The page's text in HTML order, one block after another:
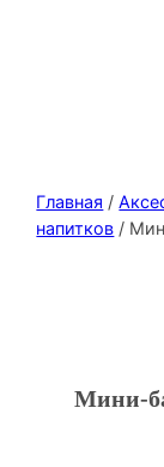
Главная /
напитков /
Мини-